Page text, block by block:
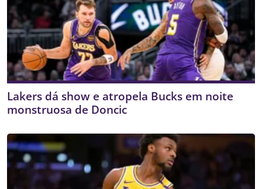
Lakers dá show e atropela Bucks em noite
monstruosa de Doncic